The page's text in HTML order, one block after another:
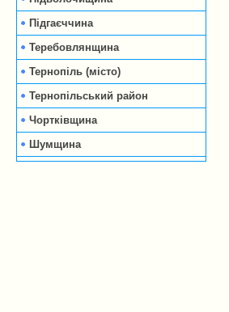
Підгаєччина
Теребовлянщина
Тернопіль (місто)
Тернопільський район
Чортківщина
Шумщина